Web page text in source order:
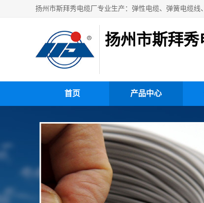
扬州市斯拜秀
首页 产品中心